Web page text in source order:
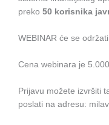
preko 50 korisnika
WEBINAR će se
Cena webinara je
Prijavu možete izvršiti
poslati na adresu: